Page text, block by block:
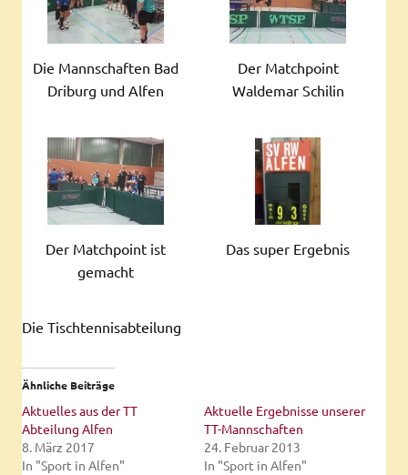
Die Mannschaften Bad
Driburg und Alfen
Der Matchpoint
Waldemar Schilin
Der Matchpoint ist
gemacht
Das super Ergebnis
Die Tischtennisabteilung
Ähnliche Beiträge
Aktuelles aus der TT
Abteilung Alfen
8. März 2017
In "Sport in Alfen"
Aktuelle Ergebnisse unserer
TT-Mannschaften
24. Februar 2013
In "Sport in Alfen"